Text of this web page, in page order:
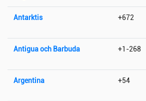
Antarktis +672
Antigua och Barbuda +1-268
Argentina +54